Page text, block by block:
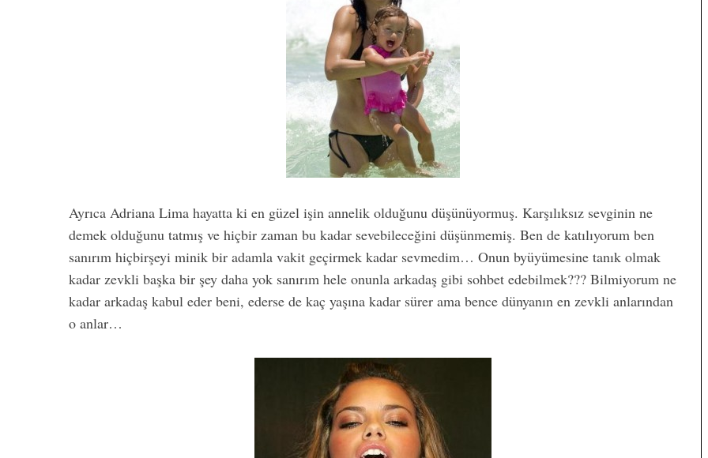
Ayrıca Adriana Lima hayatta ki en güzel işin annelik olduğunu düşünüyormuş. Karşılıksız sevginin ne
demek olduğunu tatmış ve hiçbir zaman bu kadar sevebileceğini düşünmemiş. Ben de katılıyorum ben
sanırım hiçbirşeyi minik bir adamla vakit geçirmek kadar sevmedim… Onun byüyümesine tanık olmak
kadar zevkli başka bir şey daha yok sanırım hele onunla arkadaş gibi sohbet edebilmek??? Bilmiyorum ne
kadar arkadaş kabul eder beni, ederse de kaç yaşına kadar sürer ama bence dünyanın en zevkli anlarından
o anlar…